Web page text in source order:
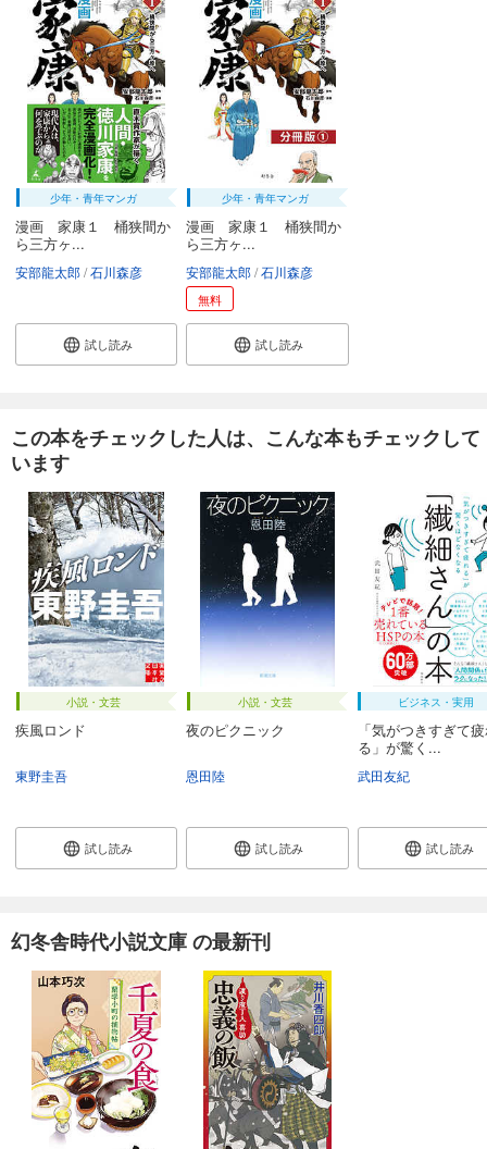
少年・青年マンガ
漫画 家康１ 桶狭間か
ら三方ヶ...
安部龍太郎 石川森彦
試し読み
少年・青年マンガ
漫画 家康１ 桶狭間か
ら三方ヶ...
安部龍太郎 石川森彦
無料
試し読み
この本をチェックした人は、こんな本もチェックして
います
小説・文芸
疾風ロンド
東野圭吾
試し読み
小説・文芸
夜のピクニック
恩田陸
試し読み
ビジネス・実用
「気がつきすぎて
る」が驚く...
武田友紀
試し読み
幻冬舎時代小説文庫 の最新刊